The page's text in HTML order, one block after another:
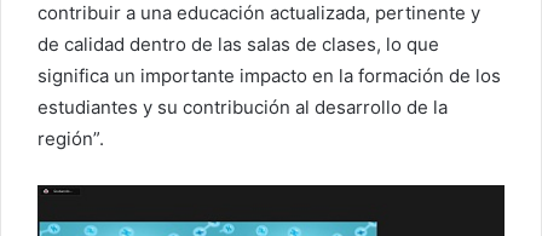
contribuir a una educación actualizada, pertinente y
de calidad dentro de las salas de clases, lo que
significa un importante impacto en la formación de los
estudiantes y su contribución al desarrollo de la
región”.